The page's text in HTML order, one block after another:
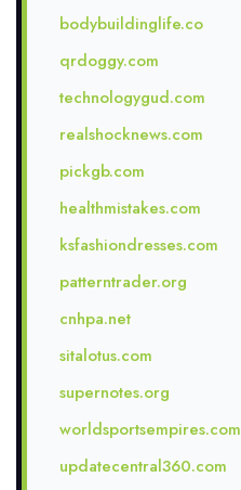
bodybuildinglife.co
qrdoggy.com
technologygud.com
realshocknews.com
pickgb.com
healthmistakes.com
ksfashiondresses.com
patterntrader.org
cnhpa.net
sitalotus.com
supernotes.org
worldsportsempires.com
updatecentral360.com